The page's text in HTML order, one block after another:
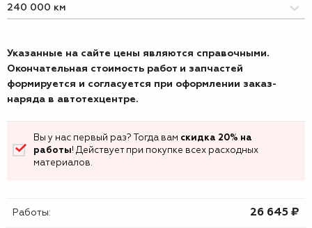
Указанные на сайте цены являются справочными.
Окончательная стоимость работ и запчастей
формируется и согласуется при оформлении заказ-
наряда в автотехцентре.
Вы у нас первый раз? Тогда вам скидка 20% на
работы! Действует при покупке всех расходных
материалов.
Работы: 26 645 ₷